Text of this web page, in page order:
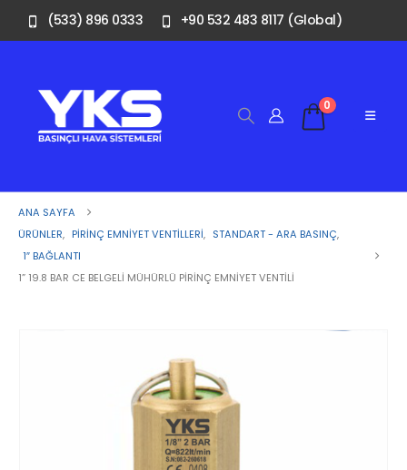
(533) 896 0333 +90 532 483 8117 (Global)
0
ANA SAYFA
ÜRÜNLER, PIRINÇ EMNIYET VENTILLERI, STANDART - ARA BASINÇ,
1″ BAĞLANTI
1” 19.8 BAR CE BELGELI MÜHÜRLÜ PIRINÇ EMNIYET VENTILI